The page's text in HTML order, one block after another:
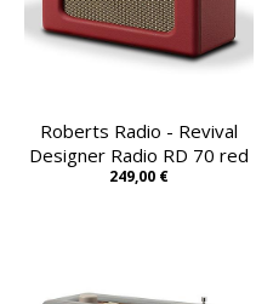
Roberts Radio - Revival
Designer Radio RD 70 red
249,00 €